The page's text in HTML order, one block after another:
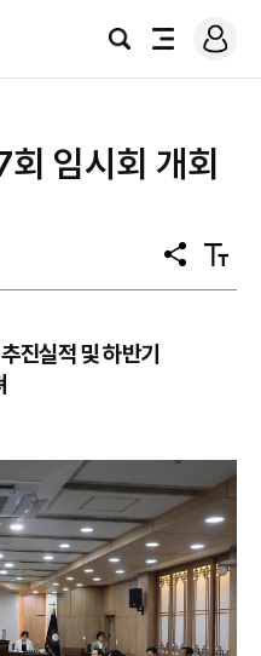
검
전
로
그
임시회 개회
공
유
텍
스
진실적 및 하반기